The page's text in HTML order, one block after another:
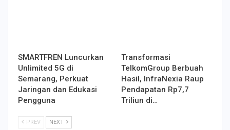
SMARTFREN Luncurkan
Unlimited 5G di
Semarang, Perkuat
Jaringan dan Edukasi
Pengguna
Transformasi
TelkomGroup Berbuah
Hasil, InfraNexia Raup
Pendapatan Rp7,7
Triliun di…
PREV NEXT